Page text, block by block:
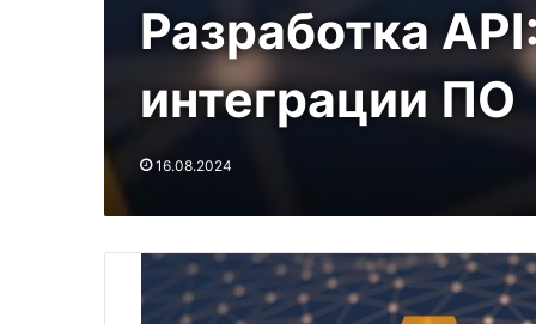
Разработка
интеграции ПО
16.08.2024